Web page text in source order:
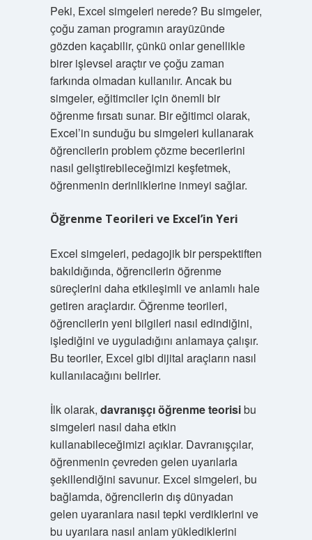
Peki, Excel simgeleri nerede? Bu simgeler,
çoğu zaman programın arayüzünde
gözden kaçabilir, çünkü onlar genellikle
birer işlevsel araçtır ve çoğu zaman
farkında olmadan kullanılır. Ancak bu
simgeler, eğitimciler için önemli bir
öğrenme fırsatı sunar. Bir eğitimci olarak,
Excel’in sunduğu bu simgeleri kullanarak
öğrencilerin problem çözme becerilerini
nasıl geliştirebileceğimizi keşfetmek,
öğrenmenin derinliklerine inmeyi sağlar.
Öğrenme Teorileri ve Excel’in Yeri
Excel simgeleri, pedagojik bir perspektiften
bakıldığında, öğrencilerin öğrenme
süreçlerini daha etkileşimli ve anlamlı hale
getiren araçlardır. Öğrenme teorileri,
öğrencilerin yeni bilgileri nasıl edindiğini,
işlediğini ve uyguladığını anlamaya çalışır.
Bu teoriler, Excel gibi dijital araçların nasıl
kullanılacağını belirler.
İlk olarak, davranışçı öğrenme teorisibu
simgeleri nasıl daha etkin
kullanabileceğimizi açıklar. Davranışçılar,
öğrenmenin çevreden gelen uyarılarla
şekillendiğini savunur. Excel simgeleri, bu
bağlamda, öğrencilerin dış dünyadan
gelen uyaranlara nasıl tepki verdiklerini ve
bu uyarılara nasıl anlam yüklediklerini